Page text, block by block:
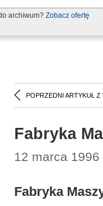
archiwum? Zobacz ofertę
POPRZEDNI ARTYKUŁ Z
Fabryka
12 marca
Fabryka